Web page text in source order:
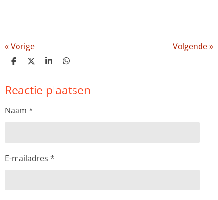
«Vorige Volgende»
D
e
n
D
l
S
r
e
D
e
n
Reactie plaatsen
Naam *
E-mailadres *